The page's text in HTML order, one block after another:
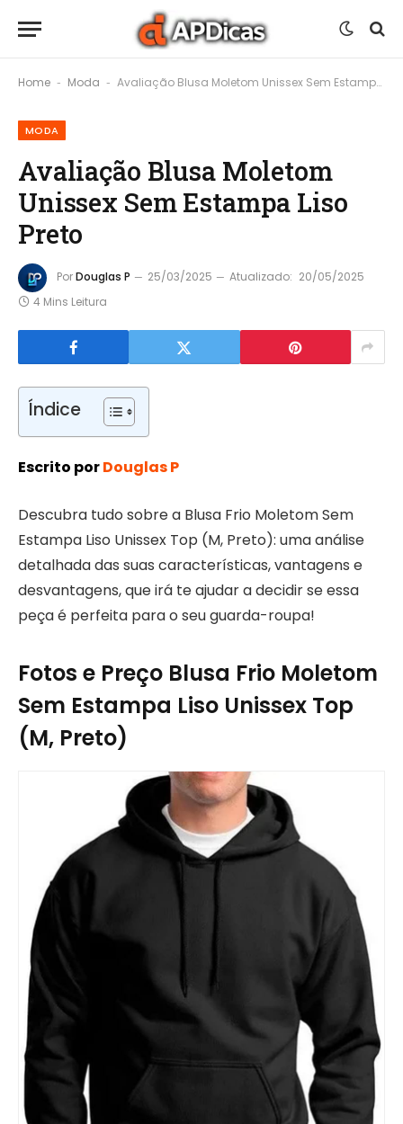
Home - Moda - Avaliação Blusa Moletom Unissex Sem Estampa Liso Preto
MODA
Avaliação Blusa Moletom
Unissex Sem Estampa Liso
Preto
PorDouglas P 25/03/2025 Atualizado: 20/05/2025
4 Mins Leitura
Índice
Escrito porDouglas P
Descubra tudo sobre a Blusa Frio Moletom Sem
Estampa Liso Unissex Top (M, Preto): uma análise
detalhada das suas características, vantagens e
desvantagens, que irá te ajudar a decidir se essa
peça é perfeita para o seu guarda-roupa!
Fotos e Preço Blusa Frio Moletom
Sem Estampa Liso Unissex Top
(M, Preto)